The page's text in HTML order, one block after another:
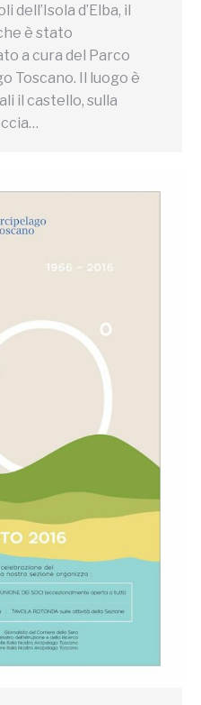
dell’Isola d’Elba, il
è stato
a cura del Parco
Toscano. Il luogo è
il castello, sulla